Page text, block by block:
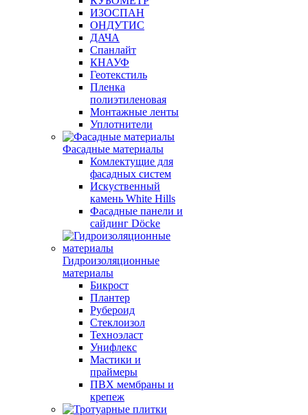
ИЗОСПАН
ОНДУТИС
ДАЧА
Спанлайт
КНАУФ
Геотекстиль
Пленка
полиэтиленовая
Монтажные ленты
Уплотнители
Фасадные материалы
Комлектущие для
фасадных систем
Искуственный
камень White Hills
Фасадные панели и
сайдинг Döcke
Гидроизоляционные
материалы
Бикрост
Плантер
Рубероид
Стеклоизол
Техноэласт
Унифлекс
Мастики и
праймеры
ПВХ мембраны и
крепеж